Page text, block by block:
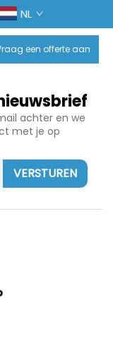
NL
een offerte aan
achter en we
met je op
VERSTUREN